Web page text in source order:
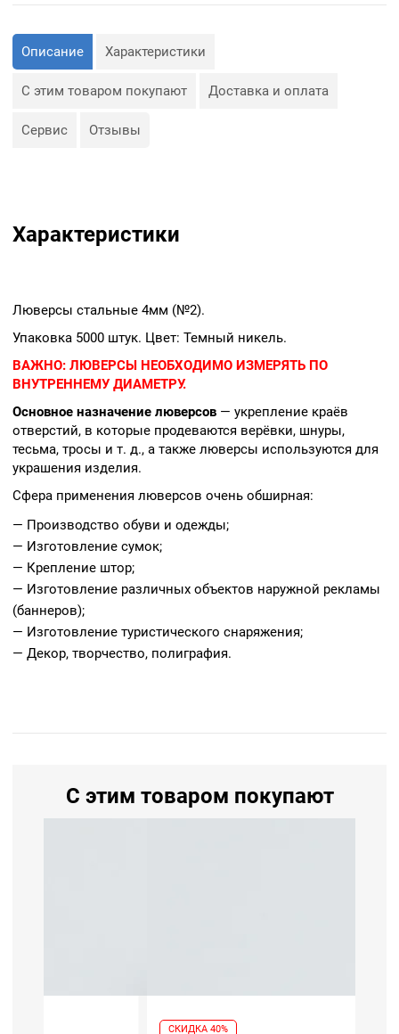
объектов наружной
рекламы (баннеров);
— Изготовление
туристического
— Декор, творчество,
полиграфия.
Описание Характеристики
С этим товаром покупают Доставка и оплата
Сервис Отзывы
Характеристики
Люверсы стальные 4мм (№2).
Упаковка 5000 штук. Цвет: Темный никель.
ВАЖНО: ЛЮВЕРСЫ НЕОБХОДИМО ИЗМЕРЯТЬ ПО
ВНУТРЕННЕМУ ДИАМЕТРУ.
Основное назначение люверсов — укрепление краёв
отверстий, в которые продеваются верёвки, шнуры,
тесьма, тросы и т. д., а также люверсы используются для
украшения изделия.
Сфера применения люверсов очень обширная:
— Производство обуви и одежды;
— Изготовление сумок;
— Крепление штор;
— Изготовление различных объектов наружной рекламы
(баннеров);
— Изготовление туристического снаряжения;
— Декор, творчество, полиграфия.
С этим товаром покупают